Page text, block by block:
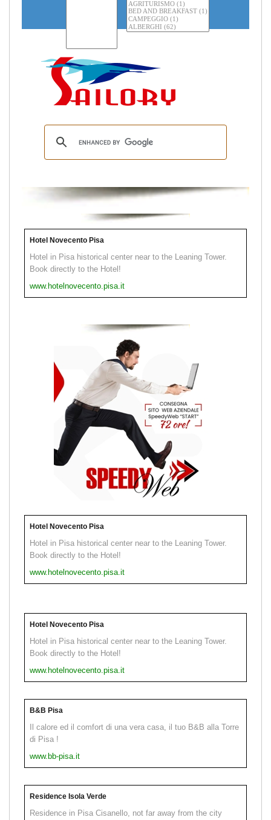
Hotel Novecento Pisa
Hotel in Pisa historical center near to the Leaning Tower.
Book directly to the Hotel!
www.hotelnovecento.pisa.it
Hotel Novecento Pisa
Hotel in Pisa historical center near to the Leaning Tower.
Book directly to the Hotel!
www.hotelnovecento.pisa.it
Hotel Novecento Pisa
Hotel in Pisa historical center near to the Leaning Tower.
Book directly to the Hotel!
www.hotelnovecento.pisa.it
B&B Pisa
Il calore ed il comfort di una vera casa, il tuo B&B alla Torre
di Pisa !
www.bb-pisa.it
Residence Isola Verde
Residence in Pisa Cisanello, not far away from the city